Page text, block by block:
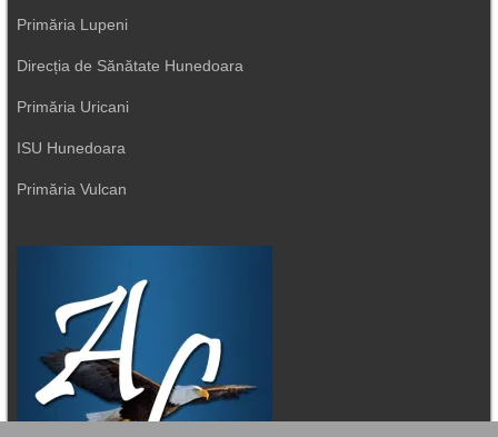
Primăria Lupeni
Direcția de Sănătate Hunedoara
Primăria Uricani
ISU Hunedoara
Primăria Vulcan